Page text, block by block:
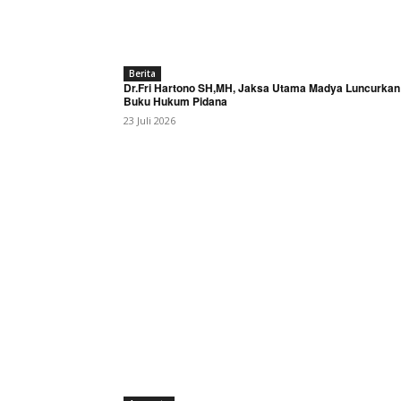
Berita
Dr.Fri Hartono SH,MH, Jaksa Utama Madya
Buku Hukum Pidana
23 Juli 2026